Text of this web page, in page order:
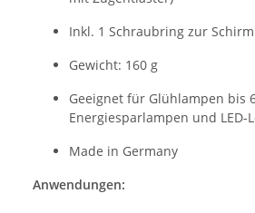
Inkl. 1 Schraubring zur
Gewicht: 160 g
Geeignet für Glühlampen bis
Energiesparlampen und LED-
Made in Germany
Anwendungen: